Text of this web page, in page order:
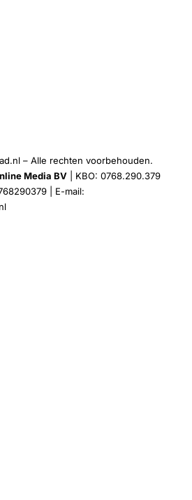
– Alle rechten voorbehouden.
Media BV | KBO: 0768.290.379
| E-mail: